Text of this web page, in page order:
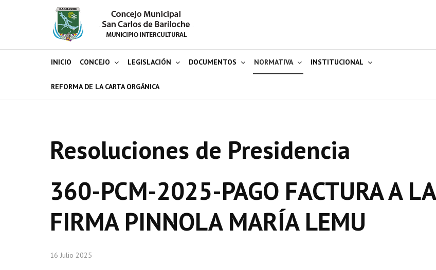
INICIO CONCEJO LEGISLACIÓN DOCUMENTOS NORMATIVA INSTITUCIONAL
REFORMA DE LA CARTA ORGÁNICA
Resoluciones de Presidencia
360-PCM-2025-PAGO FACTURA A LA
FIRMA PINNOLA MARÍA LEMU
16 Julio 2025